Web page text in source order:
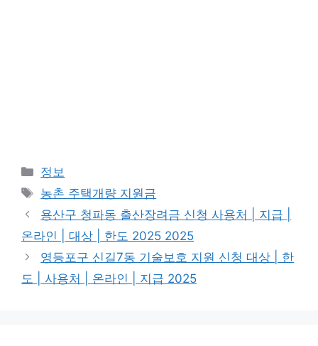
카
테
고
리
정보
태
그
농촌 주택개량 지원금
용산구 청파동 출산장려금 신청 사용처 | 지급 |
온라인 | 대상 | 한도 2025 2025
영등포구 신길7동 기술보호 지원 신청 대상 | 한
도 | 사용처 | 온라인 | 지급 2025